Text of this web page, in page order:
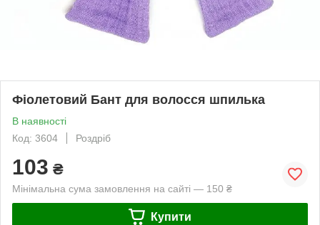
Фіолетовий Бант для волосся шпилька
В наявності
Код: 3604
Роздріб
103 ₴
Мінімальна сума замовлення на сайті — 150 ₴
Купити